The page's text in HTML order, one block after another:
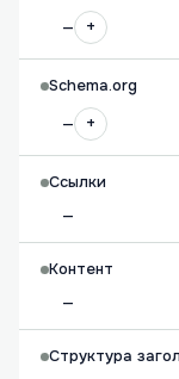
—
+
Schema.org
—
+
Ссылки
—
Контент
—
Структура